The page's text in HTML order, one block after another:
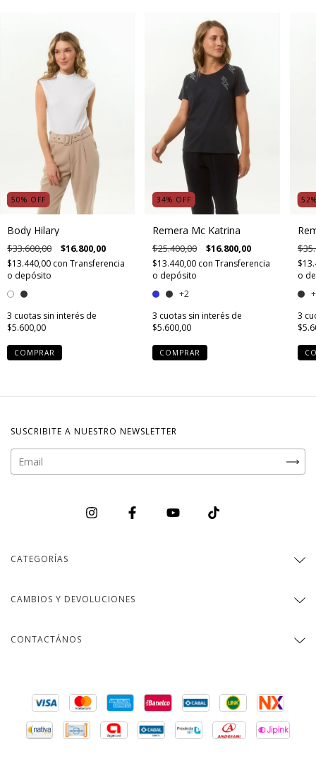
50% OFF
Body Hilary
$33.600,00 $16.800,00
$13.440,00 con Transferencia
o depósito
3 cuotas sin interés de
$5.600,00
COMPRAR
34% OFF
Remera Mc Katrina
$25.400,00 $16.800,00
$13.440,00 con Transferencia
o depósito
+2
3 cuotas sin interés de
$5.600,00
COMPRAR
52
o
3
SUSCRIBITE A NUESTRO NEWSLETTER
CATEGORÍAS
CAMBIOS Y DEVOLUCIONES
CONTACTÁNOS